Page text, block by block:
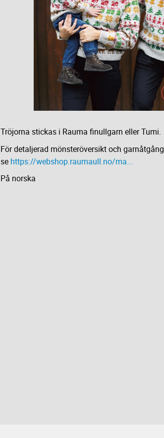
Tröjorna stickas i Rauma finullgarn eller Tumi.
För detaljerad mönsteröversikt och garnåtgång
se https://webshop.raumaull.no/ma...
På norska